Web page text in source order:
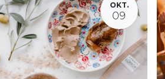
OKT.
09